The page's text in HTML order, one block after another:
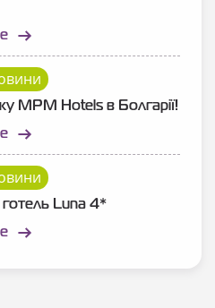
MPM Hotels в Болгарії!
готель Luna 4*